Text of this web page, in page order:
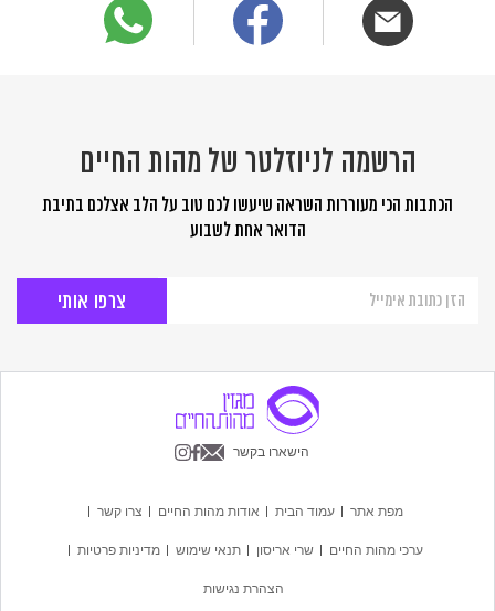
הרשמה לניוזלטר של מהות החיים
הכתבות הכי מעוררות השראה שיעשו לכם טוב על הלב אצלכם בתיבת
הדואר אחת לשבוע
לניוזלטר
החיים
הישארו בקשר
מפת אתר עמוד הבית אודות מהות החיים צרו קשר
ערכי מהות החיים שרי אריסון תנאי שימוש מדיניות פרטיות
הצהרת נגישות